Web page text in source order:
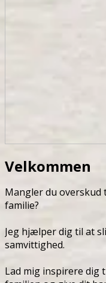
Velkommen
Mangler du overskud
familie?
Jeg hjælper dig til at
samvittighed.
Lad mig inspirere dig